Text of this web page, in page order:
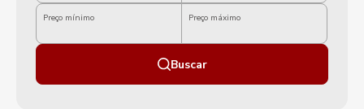
Preço mínimo Preço máximo
Buscar